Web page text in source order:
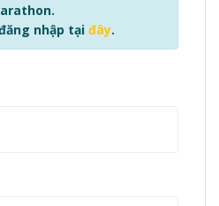
nhập tại đây.